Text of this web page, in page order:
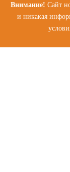
Внимание! Сайт
и никакая